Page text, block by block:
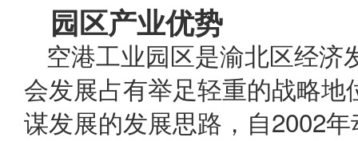
园区产业优势
空港工业园区是渝北区经
会发展占有举足轻重的战略
谋发展的发展思路，自2002